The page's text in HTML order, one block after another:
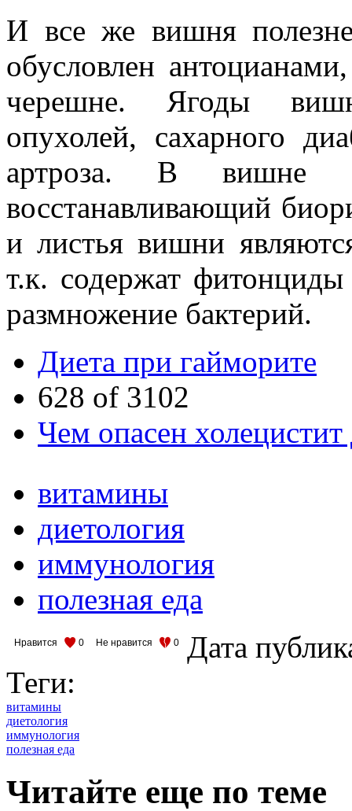
И все же вишня
обусловлен
черешне. Ягоды
опухолей, сахарного
артроза. В вишне
восстанавливающий
и листья вишни
т.к. содержат
размножение бактерий.
Диета при гайморите
628 of 3102
Чем опасен
витамины
диетология
иммунология
полезная еда
Нравится 0 Не нравится 0
Дата
Теги:
витамины
диетология
иммунология
полезная еда
Читайте еще по теме